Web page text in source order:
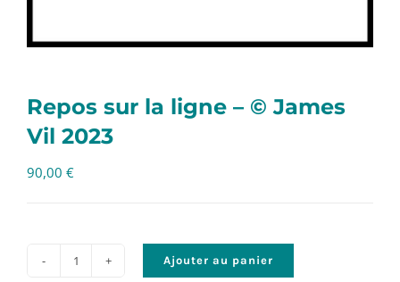
Repos sur la ligne – © James
Vil 2023
90,00 €
Ajouter au panier